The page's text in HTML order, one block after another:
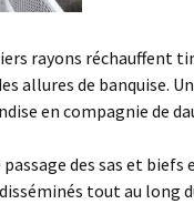
rayons réchauffent
allures de banquise.
en compagnie de
des sas et biefs
tout au long